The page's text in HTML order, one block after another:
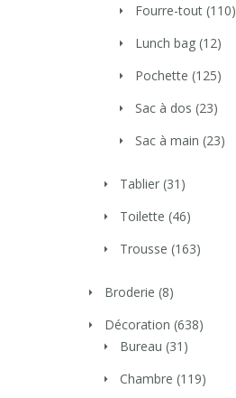
Fourre-tout (110)
Lunch bag (12)
Pochette (125)
Sac à dos (23)
Sac à main (23)
Tablier (31)
Toilette (46)
Trousse (163)
Broderie (8)
Décoration (638)
Bureau (31)
Chambre (119)